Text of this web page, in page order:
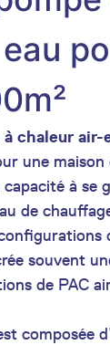
chaleur air-
une maison
à se
de
souvent
de PAC
composée